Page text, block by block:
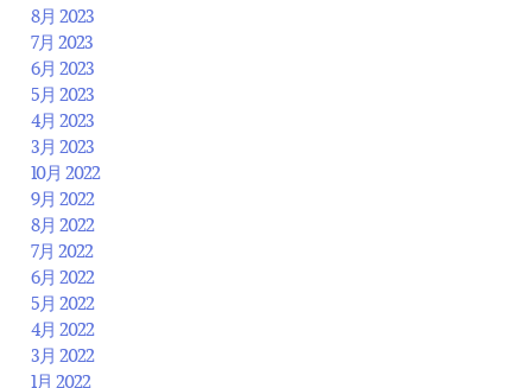
8月 2023
7月 2023
6月 2023
5月 2023
4月 2023
3月 2023
10月 2022
9月 2022
8月 2022
7月 2022
6月 2022
5月 2022
4月 2022
3月 2022
1月 2022